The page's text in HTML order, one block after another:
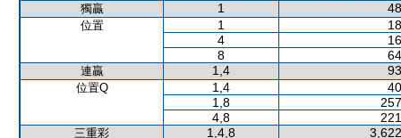
獨贏
1
位置 1
4
8
連贏 1,4
位置Q 1,4
1,8
4,8
三重彩 1,4,8